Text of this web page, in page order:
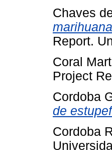
Chaves
Report.
Coral
Project
Cordoba
de
Cordoba